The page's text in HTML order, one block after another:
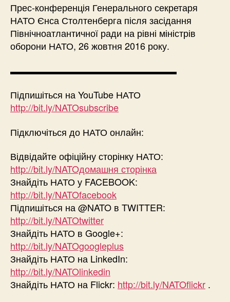
Прес-конференція Генерального секретаря
НАТО Єнса Столтенберга після засідання
Північноатлантичної ради на рівні міністрів
оборони НАТО, 26 жовтня 2016 року.
▬▬▬▬▬▬▬▬▬▬▬▬▬▬▬▬▬▬
Підпишіться на YouTube НАТО
http://bit.ly/NATOsubscribe
Підключіться до НАТО онлайн:
Відвідайте офіційну сторінку НАТО:
http://bit.ly/NATOдомашня сторінка
Знайдіть НАТО у FACEBOOK:
http://bit.ly/NATOfacebook
Підпишіться на @NATO в TWITTER:
http://bit.ly/NATOtwitter
Знайдіть НАТО в Google+:
http://bit.ly/NATOgoogleplus
Знайдіть НАТО на LinkedIn:
http://bit.ly/NATOlinkedin
Знайдіть НАТО на Flickr: http://bit.ly/NATOflickr .